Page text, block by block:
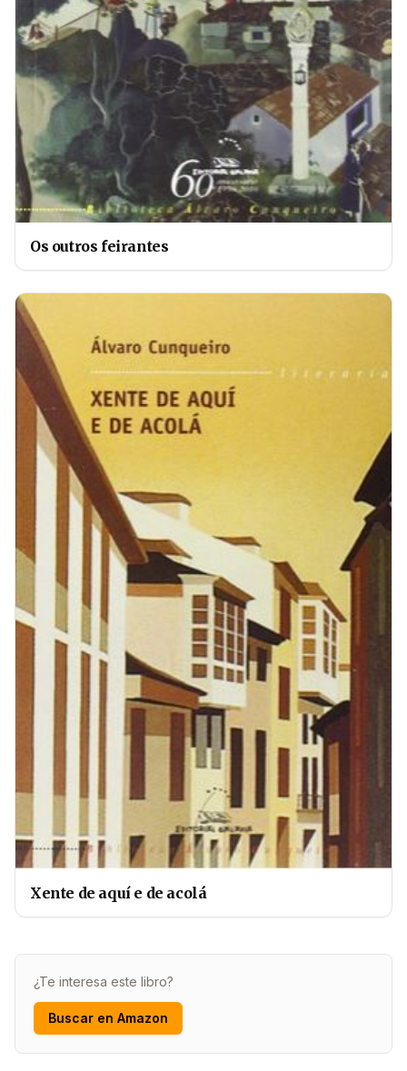
Os outros feirantes
Xente de aquí e de acolá
¿Te interesa este libro?
Buscar en Amazon